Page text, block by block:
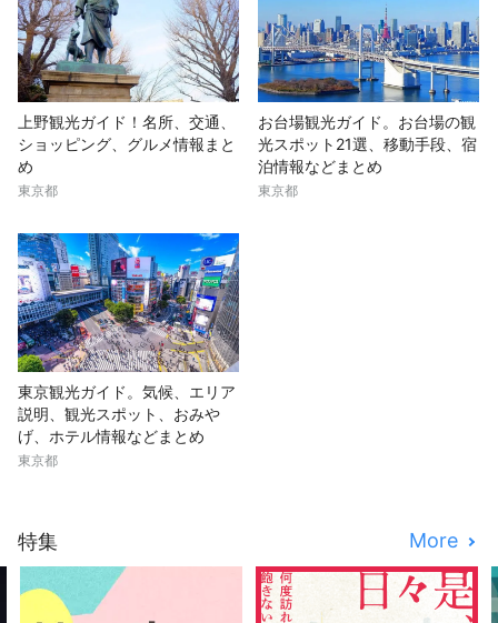
上野観光ガイド！名所、交通、
ショッピング、グルメ情報まと
め
東京都
お台場観光ガイド。お台場の観
光スポット21選、移動手段、宿
泊情報などまとめ
東京都
東京観光ガイド。気候、エリア
説明、観光スポット、おみや
げ、ホテル情報などまとめ
東京都
特集 More